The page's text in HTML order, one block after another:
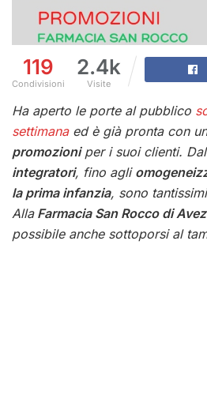
119
Condivisioni
2.4k
Visite
Ha aperto le porte al pubblico
settimanaed è già pronta con
promozioniper i suoi clienti. Dal
integratori, fino agli
la prima infanzia, sono
AllaFarmacia San Rocco di
possibile anche sottoporsi al